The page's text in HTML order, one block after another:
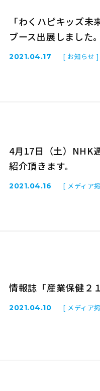
「わくハピキッズ未
ブース出展しました。
2021.04.17 [ お知らせ ]
4月17日（土）NHK
紹介頂きます。
2021.04.16 [ メディア
情報誌「産業保健２
2021.04.10 [ メディア